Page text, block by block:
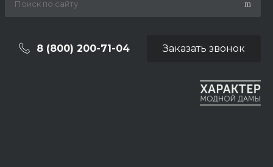
8 (800) 200-71-04 Заказать звонок